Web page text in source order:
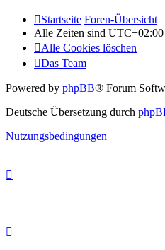
Startseite Foren-Übersicht
Alle Zeiten sind UTC+02:00
Alle Cookies löschen
Das Team
Powered by phpBB® Forum
Deutsche Übersetzung durch
Nutzungsbedingungen